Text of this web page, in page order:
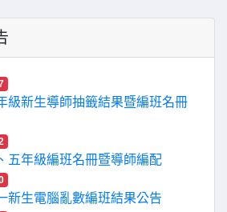
級新生導師抽籤結果暨編班名冊
五年級編班名冊暨導師編配
新生電腦亂數編班結果公告